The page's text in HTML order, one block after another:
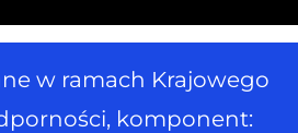
w ramach Krajowego
komponent: